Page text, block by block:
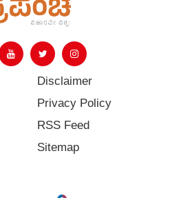
Disclaimer
Privacy Policy
RSS Feed
Sitemap